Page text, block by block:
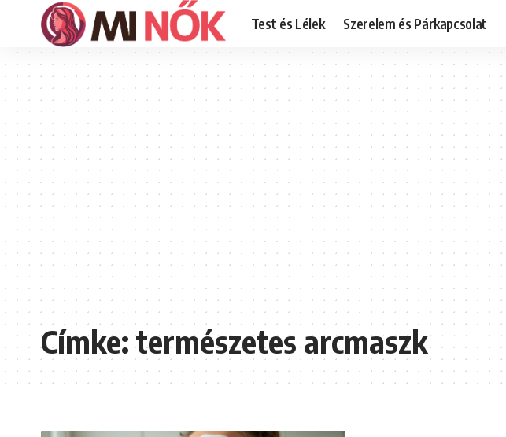
Test és Lélek Szerelem és Párkapcsolat
Címke:természetes arcmaszk